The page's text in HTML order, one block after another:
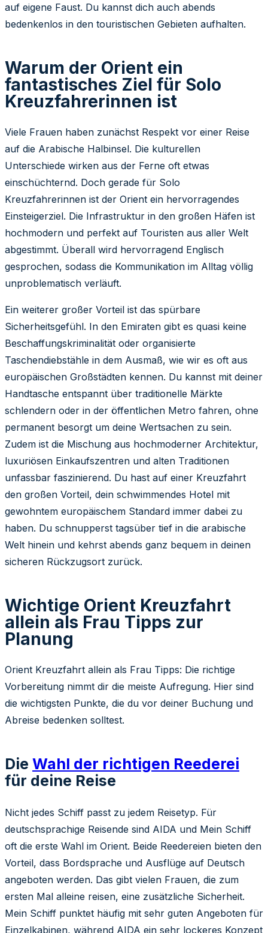
auf eigene Faust. Du kannst dich auch abends
bedenkenlos in den touristischen Gebieten aufhalten.
Warum der Orient ein
fantastisches Ziel für Solo
Kreuzfahrerinnen ist
Viele Frauen haben zunächst Respekt vor einer Reise
auf die Arabische Halbinsel. Die kulturellen
Unterschiede wirken aus der Ferne oft etwas
einschüchternd. Doch gerade für Solo
Kreuzfahrerinnen ist der Orient ein hervorragendes
Einsteigerziel. Die Infrastruktur in den großen Häfen ist
hochmodern und perfekt auf Touristen aus aller Welt
abgestimmt. Überall wird hervorragend Englisch
gesprochen, sodass die Kommunikation im Alltag völlig
unproblematisch verläuft.
Ein weiterer großer Vorteil ist das spürbare
Sicherheitsgefühl. In den Emiraten gibt es quasi keine
Beschaffungskriminalität oder organisierte
Taschendiebstähle in dem Ausmaß, wie wir es oft aus
europäischen Großstädten kennen. Du kannst mit deiner
Handtasche entspannt über traditionelle Märkte
schlendern oder in der öffentlichen Metro fahren, ohne
permanent besorgt um deine Wertsachen zu sein.
Zudem ist die Mischung aus hochmoderner Architektur,
luxuriösen Einkaufszentren und alten Traditionen
unfassbar faszinierend. Du hast auf einer Kreuzfahrt
den großen Vorteil, dein schwimmendes Hotel mit
gewohntem europäischem Standard immer dabei zu
haben. Du schnupperst tagsüber tief in die arabische
Welt hinein und kehrst abends ganz bequem in deinen
sicheren Rückzugsort zurück.
Wichtige Orient Kreuzfahrt
allein als Frau Tipps zur
Planung
Orient Kreuzfahrt allein als Frau Tipps: Die richtige
Vorbereitung nimmt dir die meiste Aufregung. Hier sind
die wichtigsten Punkte, die du vor deiner Buchung und
Abreise bedenken solltest.
Die Wahl der richtigen Reederei
für deine Reise
Nicht jedes Schiff passt zu jedem Reisetyp. Für
deutschsprachige Reisende sind AIDA und Mein Schiff
oft die erste Wahl im Orient. Beide Reedereien bieten den
Vorteil, dass Bordsprache und Ausflüge auf Deutsch
angeboten werden. Das gibt vielen Frauen, die zum
ersten Mal alleine reisen, eine zusätzliche Sicherheit.
Mein Schiff punktet häufig mit sehr guten Angeboten für
Einzelkabinen, während AIDA ein sehr lockeres Konzept